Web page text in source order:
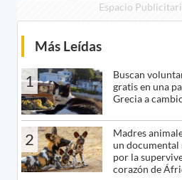
Espacio
Más Leídas
1
Buscan
gratis en una
Grecia a
2
Madres
un documental
por la
corazón de